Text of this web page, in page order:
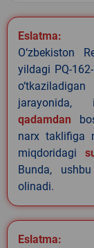
Eslatma:
O‘zbekiston
yildagi PQ-
jarayonida,
qadamdan
narx taklifiga
miqdoridagi
Bunda,
olinadi.
Eslatma: